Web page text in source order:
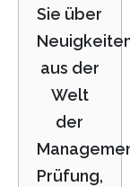
Sie über
aus der
Welt
der
Prüfung,